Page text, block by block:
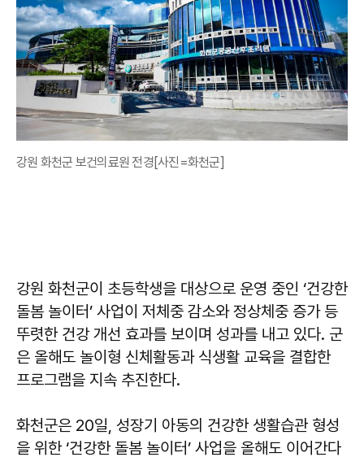
강원 화천군 보건의료원 전경[사진=화천군]
강원 화천군이 초등학생을 대상으로 운영 중인 ‘건강한
돌봄 놀이터’ 사업이 저체중 감소와 정상체중 증가 등
뚜렷한 건강 개선 효과를 보이며 성과를 내고 있다. 군
은 올해도 놀이형 신체활동과 식생활 교육을 결합한
프로그램을 지속 추진한다.
화천군은 20일, 성장기 아동의 건강한 생활습관 형성
을 위한 ‘건강한 돌봄 놀이터’ 사업을 올해도 이어간다